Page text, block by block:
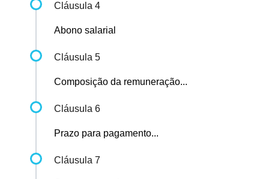
Cláusula 4
Abono salarial
Cláusula 5
Composição da remuneração...
Cláusula 6
Prazo para pagamento...
Cláusula 7